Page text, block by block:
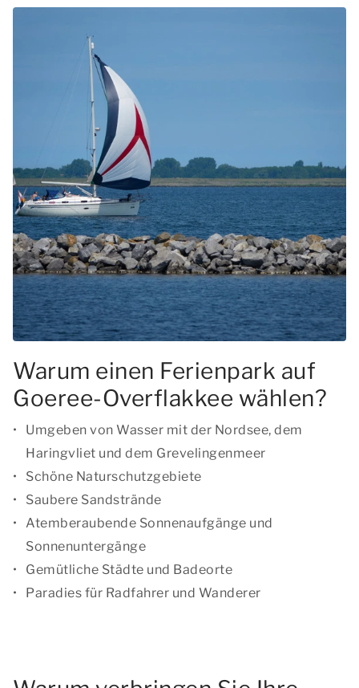
Warum einen Ferienpark auf
Goeree-Overflakkee wählen?
Umgeben von Wasser mit der Nordsee, dem
Haringvliet und dem Grevelingenmeer
Schöne Naturschutzgebiete
Saubere Sandstrände
Atemberaubende Sonnenaufgänge und
Sonnenuntergänge
Gemütliche Städte und Badeorte
Paradies für Radfahrer und Wanderer